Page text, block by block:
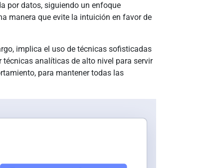
por datos, siguiendo un enfoque
manera que evite la intuición en favor de
implica el uso de técnicas sofisticadas
analíticas de alto nivel para servir
para mantener todas las